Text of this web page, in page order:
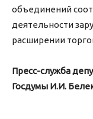
объединений
деятельности
расширении
Пресс-служба
Госдумы И.И.